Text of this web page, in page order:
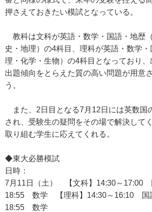
押さえておきたい模試となっている。
教科は文科が英語・数学・国語・地歴
史・地理）の4科目、理科が英語・数学
理・化学・生物）の4科目となっており
出題傾向をとらえた質の高い問題が用意
う。
また、2日目となる7月12日には英数国
され、受験生の疑問をその場で解決して
取り組む学生に応えてくれる。
◆東大必勝模試
日時：
7月11日（土） 【文科】14:30～17:00
18:55 数学 【理科】14:30～16:10 国
18:55 数学